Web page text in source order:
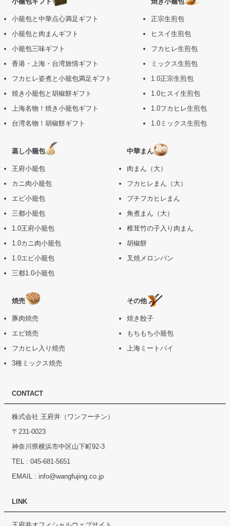
小籠包と中華点心満足ギフト
小籠包と肉まんギフト
小籠包三味ギフト
香港・上海・台湾旅情ギフト
フカヒレ姿煮と小籠包満足ギフト
焼き小籠包と胡椒餅ギフト
上海名物！焼き小籠包ギフト
台湾名物！胡椒餅ギフト
正宗生煎包
ヒスイ生煎包
フカヒレ生煎包
ミックス生煎包
1.0正宗生煎包
1.0ヒスイ生煎包
1.0フカヒレ生煎包
1.0ミックス生煎包
蒸し小籠包
王府小籠包
カニ肉小籠包
エビ小籠包
三都小籠包
1.0王府小籠包
1.0カニ肉小籠包
1.0エビ小籠包
三都1.0小籠包
中華まん
肉まん（大）
フカヒレまん（大）
プチフカヒレまん
角煮まん（大）
椎茸竹の子入り肉まん
胡椒餅
叉焼メロンパン
焼売
豚肉焼売
エビ焼売
フカヒレ入り焼売
3種ミックス焼売
その他
焼き餃子
もちもち小籠包
上海ミートパイ
CONTACT
株式会社 王府井（ワンフーチン）
〒231-0023
神奈川県横浜市中区山下町92-3
TEL : 045-681-5651
EMAIL : info@wangfujing.co.jp
LINK